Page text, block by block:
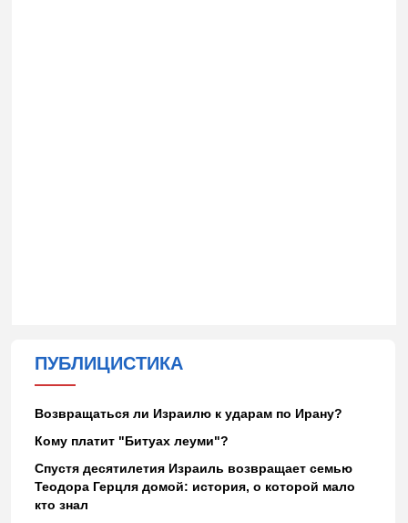
ПУБЛИЦИСТИКА
Возвращаться ли Израилю к ударам по Ирану?
Кому платит "Битуах леуми"?
Спустя десятилетия Израиль возвращает семью
Теодора Герцля домой: история, о которой мало
кто знал